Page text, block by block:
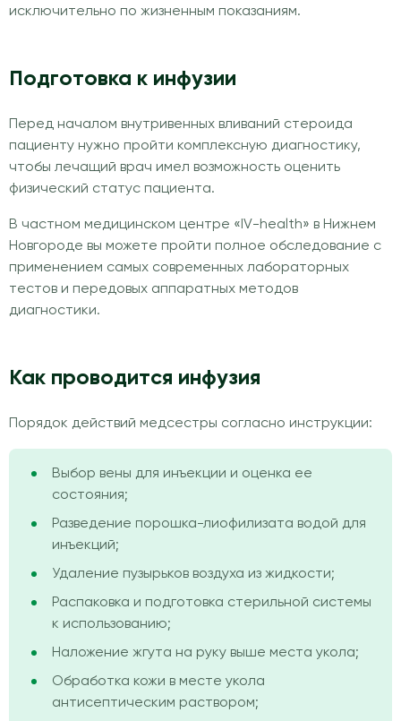
исключительно по жизненным показаниям.
Подготовка к инфузии
Перед началом внутривенных вливаний стероида
пациенту нужно пройти комплексную диагностику,
чтобы лечащий врач имел возможность оценить
физический статус пациента.
В частном медицинском центре «IV-health» в Нижнем
Новгороде вы можете пройти полное обследование с
применением самых современных лабораторных
тестов и передовых аппаратных методов
диагностики.
Как проводится инфузия
Порядок действий медсестры согласно инструкции:
Выбор вены для инъекции и оценка ее
состояния;
Разведение порошка-лиофилизата водой для
инъекций;
Удаление пузырьков воздуха из жидкости;
Распаковка и подготовка стерильной системы
к использованию;
Наложение жгута на руку выше места укола;
Обработка кожи в месте укола
антисептическим раствором;